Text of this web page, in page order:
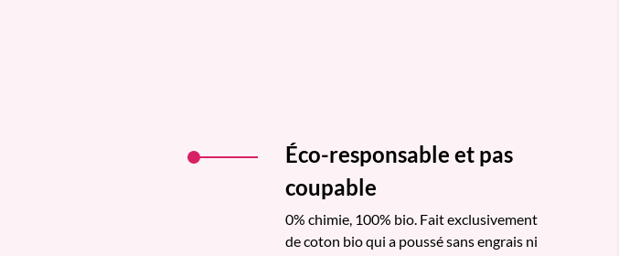
Éco-responsable et pas
coupable
0% chimie, 100% bio. Fait exclusivement
de coton bio qui a poussé sans engrais ni